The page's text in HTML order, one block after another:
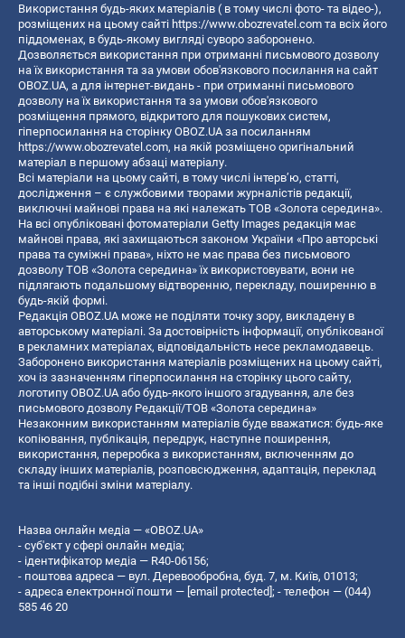
Використання будь-яких матеріалів ( в тому числі фото- та відео-),
розміщених на цьому сайті https://www.obozrevatel.com та всіх його
піддоменах, в будь-якому вигляді суворо заборонено.
Дозволяється використання при отриманні письмового дозволу
на їх використання та за умови обов'язкового посилання на сайт
OBOZ.UA, а для інтернет-видань - при отриманні письмового
дозволу на їх використання та за умови обов'язкового
розміщення прямого, відкритого для пошукових систем,
гіперпосилання на сторінку OBOZ.UA за посиланням
https://www.obozrevatel.com, на якій розміщено оригінальний
матеріал в першому абзаці матеріалу.
Всі матеріали на цьому сайті, в тому числі інтерв’ю, статті,
дослідження – є службовими творами журналістів редакції,
виключні майнові права на які належать ТОВ «Золота середина».
На всі опубліковані фотоматеріали Getty Images редакція має
майнові права, які захищаються законом України «Про авторські
права та суміжні права», ніхто не має права без письмового
дозволу ТОВ «Золота середина» їх використовувати, вони не
підлягають подальшому відтворенню, перекладу, поширенню в
будь-якій формі.
Редакція OBOZ.UA може не поділяти точку зору, викладену в
авторському матеріалі. За достовірність інформації, опублікованої
в рекламних матеріалах, відповідальність несе рекламодавець.
Заборонено використання матеріалів розміщених на цьому сайті,
хоч із зазначенням гіперпосилання на сторінку цього сайту,
логотипу OBOZ.UA або будь-якого іншого згадування, але без
письмового дозволу Редакції/ТОВ «Золота середина»
Незаконним використанням матеріалів буде вважатися: будь-яке
копiювання, публiкацiя, передрук, наступне поширення,
використання, переробка з використанням, включенням до
складу інших матеріалів, розповсюдження, адаптація, переклад
та інші подібні зміни матеріалу.
Назва онлайн медіа — «OBOZ.UA»
- суб'єкт у сфері онлайн медіа;
- ідентифікатор медіа — R40-06156;
- поштова адреса — вул. Деревообробна, буд. 7, м. Київ, 01013;
- адреса електронної пошти — [email protected] ; - телефон — (044)
585 46 20